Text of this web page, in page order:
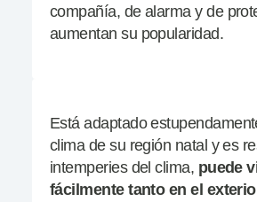
compañía, de alarma y de
aumentan su popularidad.
Está adaptado
clima de su región natal y es
intemperies del clima, puede
fácilmente tanto en el